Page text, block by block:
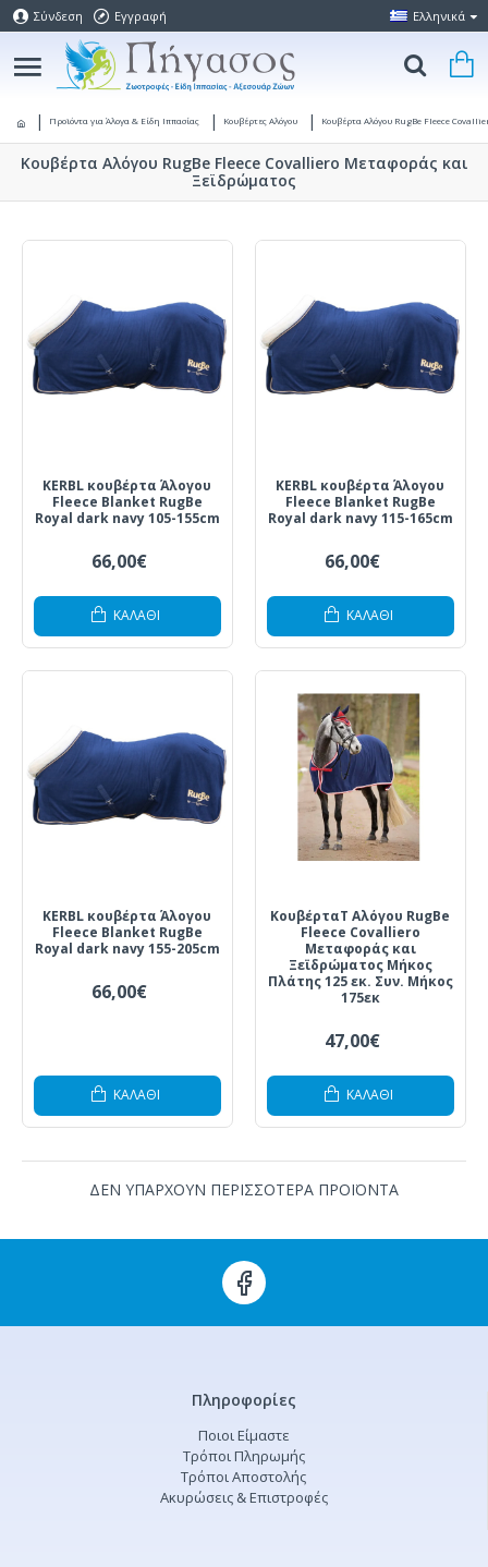
Σύνδεση Εγγραφή Ελληνικά
Προϊόντα για Άλογα & Είδη Ιππασίας Κουβέρτες Αλόγου Κουβέρτα Αλόγου RugBe Fleece
Κουβέρτα Αλόγου RugBe Fleece Covalliero Μεταφοράς και
Ξεϊδρώματος
KERBL κουβέρτα Άλογου
Fleece Blanket RugBe
Royal dark navy 105-155cm
66,00€
ΚΑΛΆΘΙ
KERBL κουβέρτα Άλογου
Fleece Blanket RugBe
Royal dark navy 115-165cm
66,00€
ΚΑΛΆΘΙ
KERBL κουβέρτα Άλογου
Fleece Blanket RugBe
Royal dark navy 155-205cm
66,00€
ΚΑΛΆΘΙ
ΚουβέρταT Αλόγου RugBe
Fleece Covalliero
Μεταφοράς και
Ξεϊδρώματος Μήκος
Πλάτης 125 εκ. Συν. Μήκος
175εκ
47,00€
ΚΑΛΆΘΙ
ΔΕΝ ΥΠΑΡΧΟΥΝ ΠΕΡΙΣΣΟΤΕΡΑ ΠΡΟΪΟΝΤΑ
Πληροφορίες
Ποιοι Είμαστε
Τρόποι Πληρωμής
Τρόποι Αποστολής
Ακυρώσεις & Επιστροφές